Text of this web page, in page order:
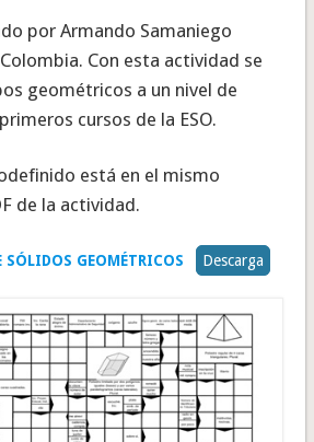
por Armando Samaniego
Con esta actividad se
geométricos a un nivel de
cursos de la ESO.
está en el mismo
de la actividad.
GEOMÉTRICOS Descarga